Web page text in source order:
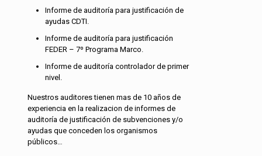
Informe de auditoría para justificación de
ayudas CDTI.
Informe de auditoría para justificación
FEDER – 7º Programa Marco.
Informe de auditoría controlador de primer
nivel.
Nuestros auditores tienen mas de 10 años de
experiencia en la realizacion de informes de
auditoría de justificación de subvenciones y/o
ayudas que conceden los organismos
públicos…